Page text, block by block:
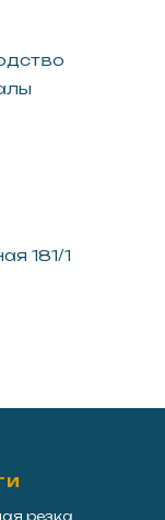
181/1
резка